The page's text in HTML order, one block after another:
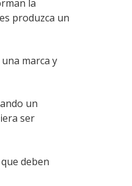
la
produzca un
marca y
un
ser
deben